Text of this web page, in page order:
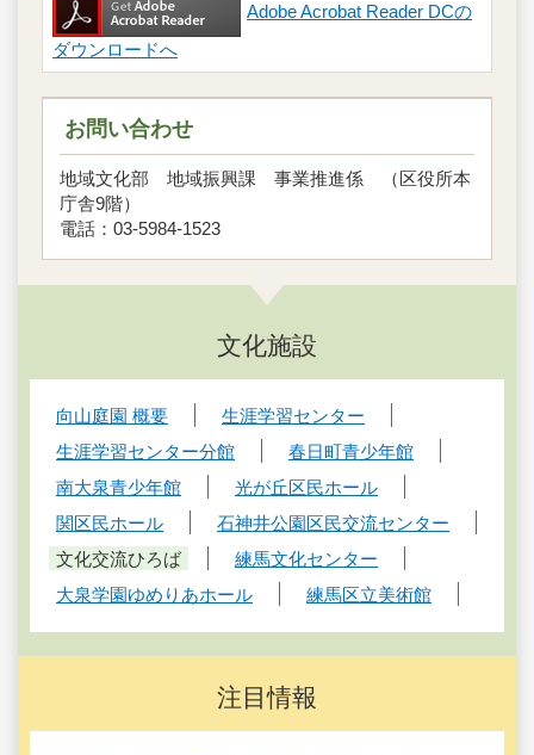
Adobe Acrobat Reader DCの
ダウンロードへ
お問い合わせ
地域文化部 地域振興課 事業推進係 （区役所本
庁舎9階）
電話：03-5984-1523
文化施設
向山庭園 概要
生涯学習センター
生涯学習センター分館
春日町青少年館
南大泉青少年館
光が丘区民ホール
関区民ホール
石神井公園区民交流センター
文化交流ひろば
練馬文化センター
大泉学園ゆめりあホール
練馬区立美術館
注目情報